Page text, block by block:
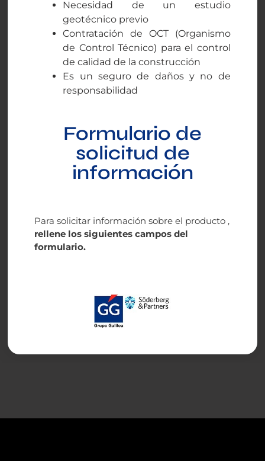
Necesidad de un estudio
geotécnico previo
Contratación de OCT (Organismo
de Control Técnico) para el control
de calidad de la construcción
Es un seguro de daños y no de
responsabilidad
Formulario de
solicitud de
información
Para solicitar información sobre el producto ,
rellene los siguientes campos del
formulario.